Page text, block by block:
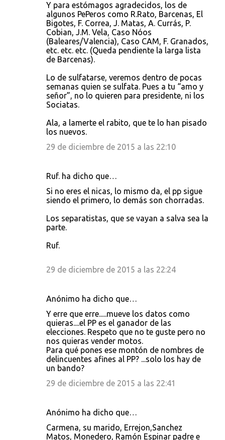
Y para estómagos agradecidos, los de
algunos PePeros como R.Rato, Barcenas, El
Bigotes, F. Correa, J. Matas, A. Currás, P.
Cobian, J.M. Vela, Caso Nóos
(Baleares/Valencia), Caso CAM, F. Granados,
etc. etc. etc. (Queda pendiente la larga lista
de Barcenas).
Lo de sulfatarse, veremos dentro de pocas
semanas quien se sulfata. Pues a tu “amo y
señor”, no lo quieren para presidente, ni los
Sociatas.
Ala, a lamerte el rabito, que te lo han pisado
los nuevos.
29 de diciembre de 2015 a las 22:10
Ruf. ha dicho que…
Si no eres el nicas, lo mismo da, el pp sigue
siendo el primero, lo demás son chorradas.
Los separatistas, que se vayan a salva sea la
parte.
Ruf.
29 de diciembre de 2015 a las 22:24
Anónimo ha dicho que…
Y erre que erre.....mueve los datos como
quieras....el PP es el ganador de las
elecciones. Respeto que no te guste pero no
nos quieras vender motos.
Para qué pones ese montón de nombres de
delincuentes afines al PP? ...solo los hay de
un bando?
29 de diciembre de 2015 a las 22:41
Anónimo ha dicho que…
Carmena, su marido, Errejon,Sanchez
Matos, Monedero, Ramón Espinar padre e